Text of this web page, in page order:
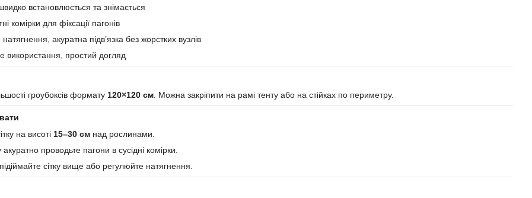
встановлюється та знімається
комірки для фіксації пагонів
акуратна підв’язка без жорстких вузлів
використання, простий догляд
гроубоксів формату 120×120 см . Можна закріпити на рамі тенту або на стійках по периметру.
на висоті 15–30 см над рослинами.
проводьте пагони в сусідні комірки.
сітку вище або регулюйте натягнення.